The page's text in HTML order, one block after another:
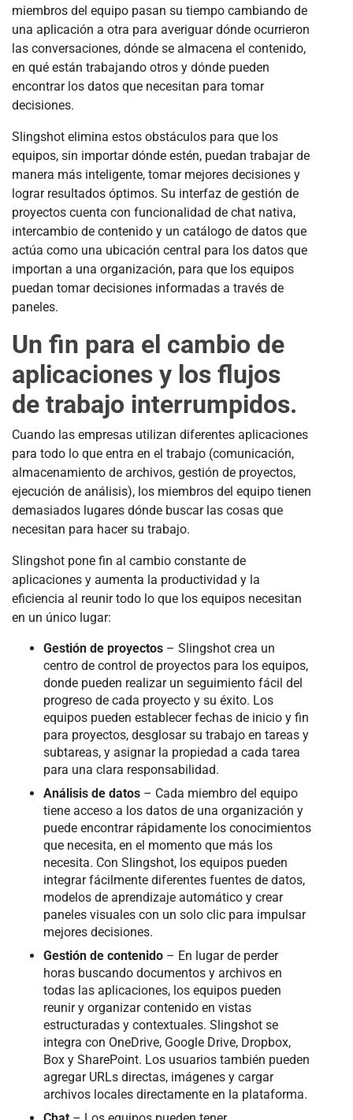
miembros del equipo pasan su tiempo cambiando de
una aplicación a otra para averiguar dónde ocurrieron
las conversaciones, dónde se almacena el contenido,
en qué están trabajando otros y dónde pueden
encontrar los datos que necesitan para tomar
decisiones.
Slingshot elimina estos obstáculos para que los
equipos, sin importar dónde estén, puedan trabajar de
manera más inteligente, tomar mejores decisiones y
lograr resultados óptimos. Su interfaz de gestión de
proyectos cuenta con funcionalidad de chat nativa,
intercambio de contenido y un catálogo de datos que
actúa como una ubicación central para los datos que
importan a una organización, para que los equipos
puedan tomar decisiones informadas a través de
paneles.
Un fin para el cambio de
aplicaciones y los flujos
de trabajo interrumpidos.
Cuando las empresas utilizan diferentes aplicaciones
para todo lo que entra en el trabajo (comunicación,
almacenamiento de archivos, gestión de proyectos,
ejecución de análisis), los miembros del equipo tienen
demasiados lugares dónde buscar las cosas que
necesitan para hacer su trabajo.
Slingshot pone fin al cambio constante de
aplicaciones y aumenta la productividad y la
eficiencia al reunir todo lo que los equipos necesitan
en un único lugar:
Gestión de proyectos – Slingshot crea un
centro de control de proyectos para los equipos,
donde pueden realizar un seguimiento fácil del
progreso de cada proyecto y su éxito. Los
equipos pueden establecer fechas de inicio y fin
para proyectos, desglosar su trabajo en tareas y
subtareas, y asignar la propiedad a cada tarea
para una clara responsabilidad.
Análisis de datos – Cada miembro del equipo
tiene acceso a los datos de una organización y
puede encontrar rápidamente los conocimientos
que necesita, en el momento que más los
necesita. Con Slingshot, los equipos pueden
integrar fácilmente diferentes fuentes de datos,
modelos de aprendizaje automático y crear
paneles visuales con un solo clic para impulsar
mejores decisiones.
Gestión de contenido – En lugar de perder
horas buscando documentos y archivos en
todas las aplicaciones, los equipos pueden
reunir y organizar contenido en vistas
estructuradas y contextuales. Slingshot se
integra con OneDrive, Google Drive, Dropbox,
Box y SharePoint. Los usuarios también pueden
agregar URLs directas, imágenes y cargar
archivos locales directamente en la plataforma.